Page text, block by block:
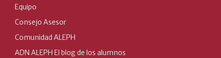
Equipo
Consejo Asesor
Comunidad ALEPH
ADN ALEPH El blog de los alumnos